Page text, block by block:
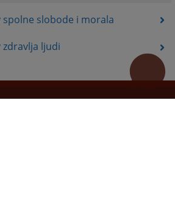
slobode i morala
ljudi